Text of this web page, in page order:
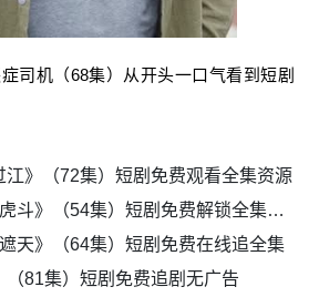
司机（68集）从开头一口气看到短剧
江》（72集）短剧免费观看全集资源
《猛龙过江2：龙争虎斗》（54集）短剧免费解锁全集剧情
天》（64集）短剧免费在线追全集
（81集）短剧免费追剧无广告